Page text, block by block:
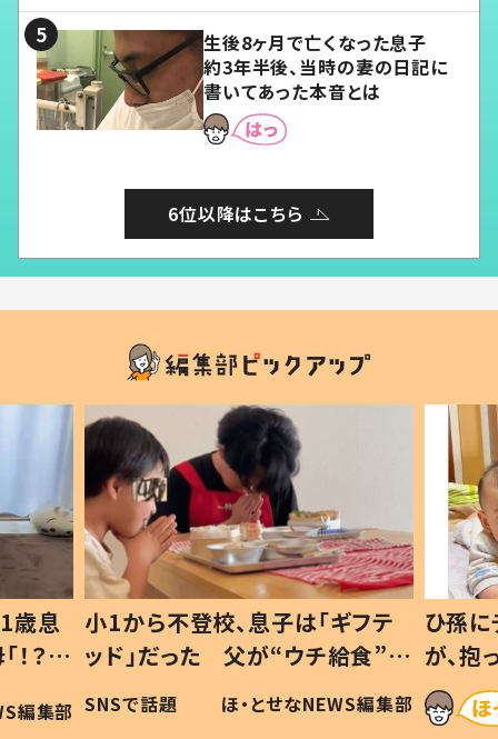
生後8ヶ月で亡くなった息子
約3年半後、当時の妻の日記に
書いてあった本音とは
6位以降はこちら
歳息
？」
編集部
小1から不登校、息子は「ギフテ
ッド」だった 父が“ウチ給食”を
作り続ける理由とは #令和の親
#令和の子
SNSで話題 ほ・とせなNEWS編集部
ひ孫
が、
「涙が
い」